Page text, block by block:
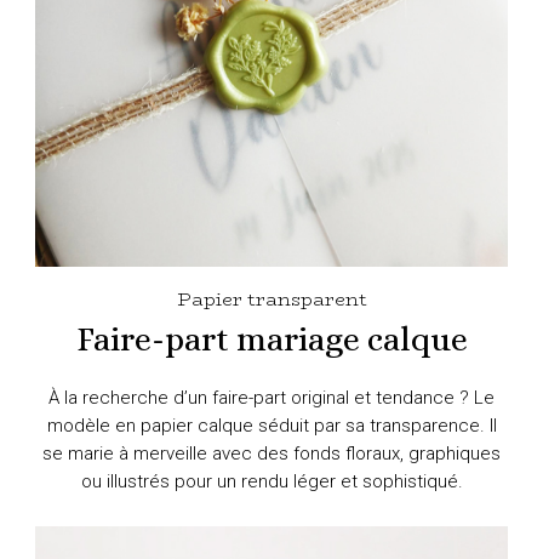
Papier transparent
Faire-part mariage calque
À la recherche d’un faire-part original et tendance ? Le
modèle en papier calque séduit par sa transparence. Il
se marie à merveille avec des fonds floraux, graphiques
ou illustrés pour un rendu léger et sophistiqué.